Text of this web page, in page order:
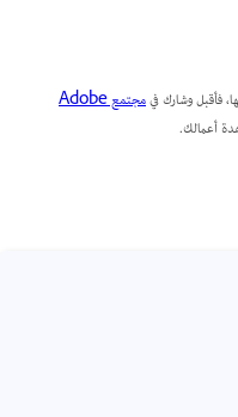
فأقبل وشارك في
مجتمع Adobe
أعمالك.